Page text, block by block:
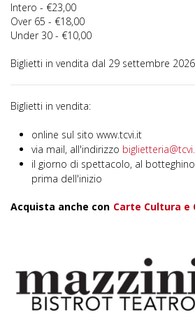
Intero - €23,00
Over 65 - €18,00
Under 30 - €10,00
Biglietti in vendita dal 29 settembre 2026
Biglietti in vendita:
online sul sito www.tcvi.it
via mail, all'indirizzo
il giorno di spettacolo, al
prima dell'inizio
Acquista anche con Carte Cultura e